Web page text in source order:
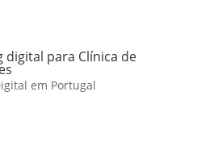
digital para Clínica de
em Portugal